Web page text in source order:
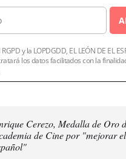
y la LOPDGDD, EL LEÓN DE EL
tratará los datos facilitados con la
Cerezo, Medalla de Oro
de Cine por "mejorar